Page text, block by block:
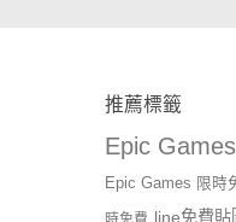
推薦標籤
Epic Games
Epic Games 限時
時免費 line免費貼